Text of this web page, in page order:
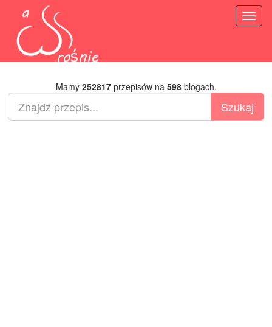
Mamy 252817przepisów na 598blogach.